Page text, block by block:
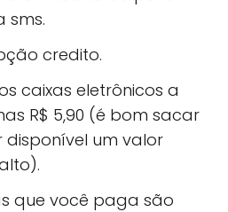
sms.
credito.
caixas eletrônicos a
R$ 5,90 (é bom sacar
disponível um valor
que você paga são